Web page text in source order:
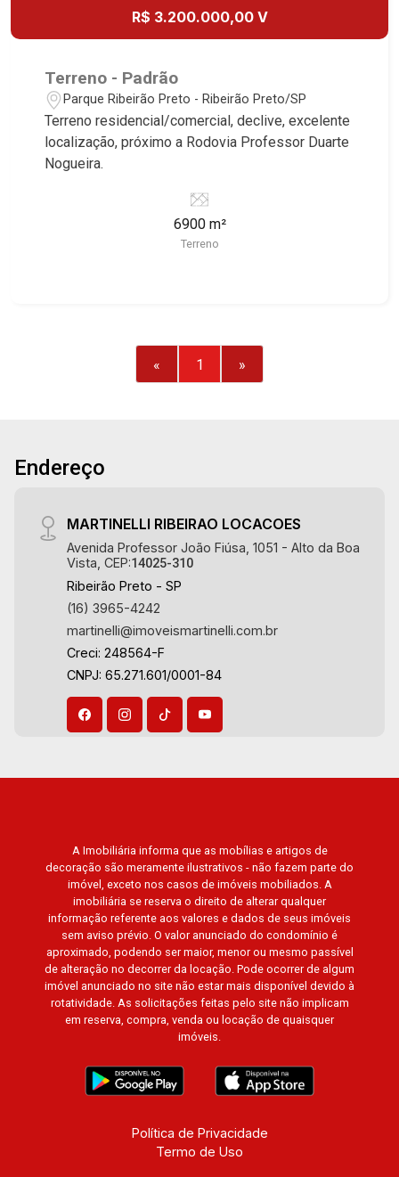
R$ 3.200.000,00 V
Terreno - Padrão
Parque Ribeirão Preto - Ribeirão Preto/SP
Terreno residencial/comercial, declive, excelente
localização, próximo a Rodovia Professor Duarte
Nogueira.
6900 m²
Terreno
« 1 »
Endereço
MARTINELLI RIBEIRAO LOCACOES
Avenida Professor João Fiúsa, 1051 - Alto da Boa
Vista, CEP:14025-310
Ribeirão Preto - SP
(16) 3965-4242
martinelli@imoveismartinelli.com.br
Creci: 248564-F
CNPJ: 65.271.601/0001-84
A Imobiliária informa que as mobílias e artigos de
decoração são meramente ilustrativos - não fazem parte do
imóvel, exceto nos casos de imóveis mobiliados. A
imobiliária se reserva o direito de alterar qualquer
informação referente aos valores e dados de seus imóveis
sem aviso prévio. O valor anunciado do condomínio é
aproximado, podendo ser maior, menor ou mesmo passível
de alteração no decorrer da locação. Pode ocorrer de algum
imóvel anunciado no site não estar mais disponível devido à
rotatividade. As solicitações feitas pelo site não implicam
em reserva, compra, venda ou locação de quaisquer
imóveis.
Política de Privacidade
Termo de Uso